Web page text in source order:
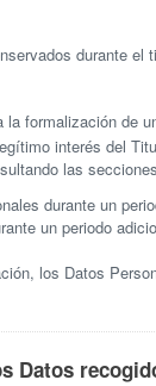
durante
la formalización de
interés del
las
durante un
un periodo
los Datos
Datos